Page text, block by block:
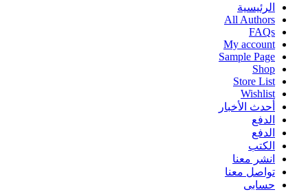
الرئيسية
All Authors
FAQs
My account
Sample Page
Shop
Store List
Wishlist
أحدث الأخبار
الدفع
الدفع
الكتب
انشر معنا
تواصل معنا
حسابى